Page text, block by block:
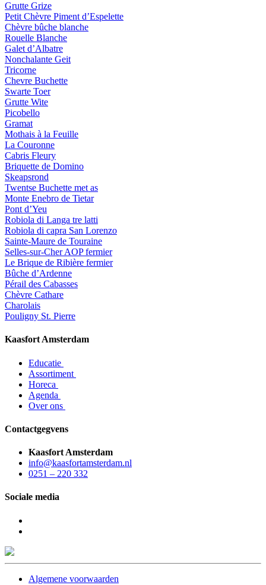
Grutte Grize
Petit Chèvre Piment d’Espelette
Chèvre bûche blanche
Rouelle Blanche
Galet d’Albatre
Nonchalante Geit
Tricorne
Chevre Buchette
Swarte Toer
Grutte Wite
Picobello
Gramat
Mothais à la Feuille
La Couronne
Cabris Fleury
Briquette de Domino
Skeapsrond
Twentse Buchette met as
Monte Enebro de Tietar
Pont d’Yeu
Robiola di Langa tre latti
Robiola di capra San Lorenzo
Sainte-Maure de Touraine
Selles-sur-Cher AOP fermier
Le Brique de Ribière fermier
Bûche d’Ardenne
Pérail des Cabasses
Chèvre Cathare
Charolais
Pouligny St. Pierre
Kaasfort Amsterdam
Educatie
Assortiment
Horeca
Agenda
Over ons
Contactgegvens
Kaasfort Amsterdam
info@kaasfortamsterdam.nl
0251 – 220 332
Sociale media
Algemene voorwaarden